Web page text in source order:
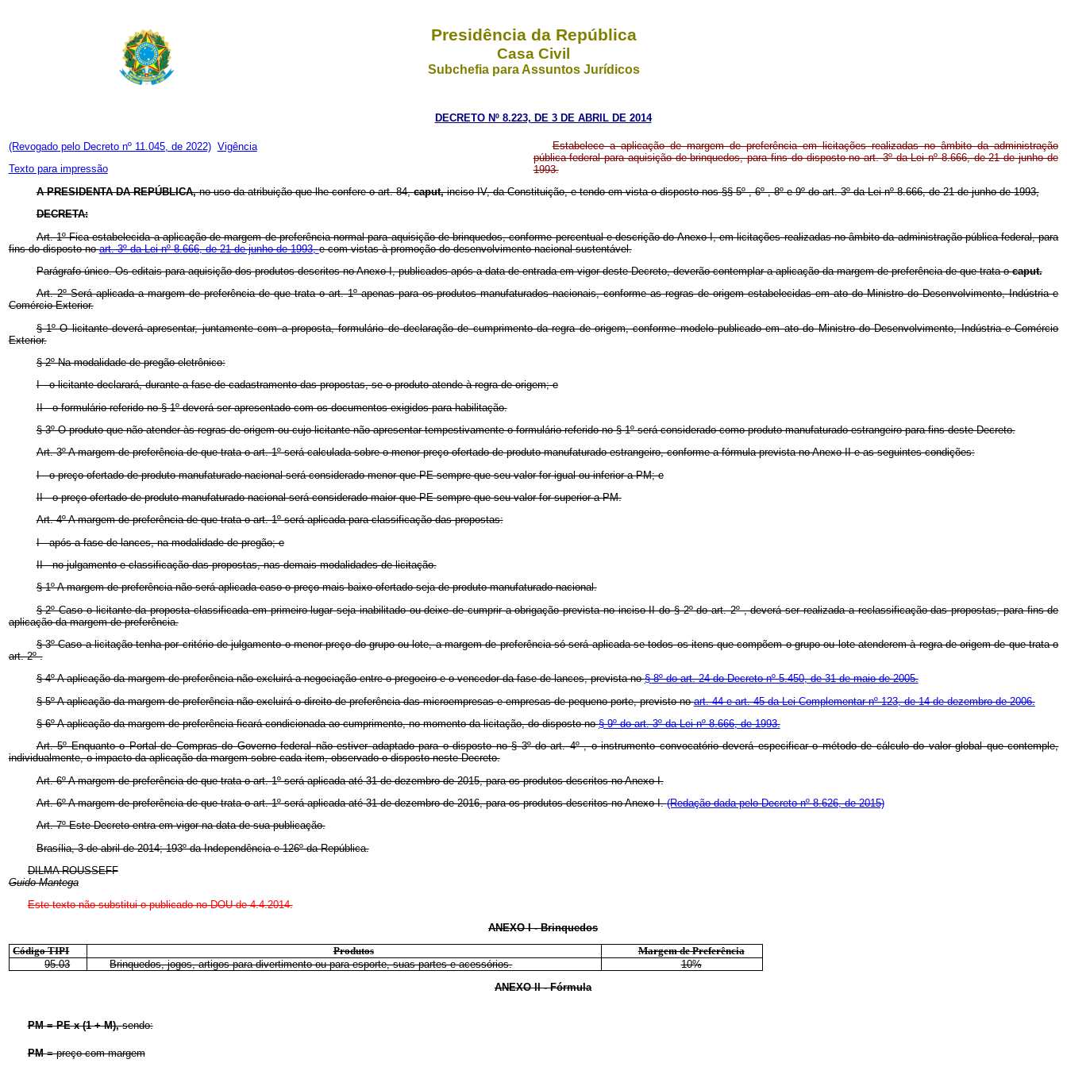
Presidência da República
Casa Civil
Subchefia para Assuntos Jurídicos
DECRETO Nº 8.223, DE 3 DE ABRIL DE 2014
(Revogado pelo Decreto nº 11.045, de 2022) Vigência
Texto para impressão
Estabelece a aplicação de margem de preferência em licitações realizadas no âmbito da administração
pública federal para aquisição de brinquedos, para fins do disposto no art. 3º da Lei nº 8.666, de 21 de junho de
1993.
A PRESIDENTA DA REPÚBLICA,no uso da atribuição que lhe confere o art. 84,caput,inciso IV, da Constituição, e tendo em vista o disposto nos §§ 5º , 6º , 8º e 9º do art. 3º da Lei nº 8.666, de 21 de junho de 1993,
DECRETA:
Art. 1º Fica estabelecida a aplicação de margem de preferência normal para aquisição de brinquedos, conforme percentual e descrição do Anexo I, em licitações realizadas no âmbito da administração pública federal, para
fins do disposto noart. 3º da Lei nº 8.666, de 21 de junho de 1993,e com vistas à promoção do desenvolvimento nacional sustentável.
Parágrafo único. Os editais para aquisição dos produtos descritos no Anexo I, publicados após a data de entrada em vigor deste Decreto, deverão contemplar a aplicação da margem de preferência de que trata ocaput.
Art. 2º Será aplicada a margem de preferência de que trata o art. 1º apenas para os produtos manufaturados nacionais, conforme as regras de origem estabelecidas em ato do Ministro do Desenvolvimento, Indústria e
Comércio Exterior.
§ 1º O licitante deverá apresentar, juntamente com a proposta, formulário de declaração de cumprimento da regra de origem, conforme modelo publicado em ato do Ministro do Desenvolvimento, Indústria e Comércio
Exterior.
§ 2º Na modalidade de pregão eletrônico:
I - o licitante declarará, durante a fase de cadastramento das propostas, se o produto atende à regra de origem; e
II - o formulário referido no § 1º deverá ser apresentado com os documentos exigidos para habilitação.
§ 3º O produto que não atender às regras de origem ou cujo licitante não apresentar tempestivamente o formulário referido no § 1º será considerado como produto manufaturado estrangeiro para fins deste Decreto.
Art. 3º A margem de preferência de que trata o art. 1º será calculada sobre o menor preço ofertado de produto manufaturado estrangeiro, conforme a fórmula prevista no Anexo II e as seguintes condições:
I - o preço ofertado de produto manufaturado nacional será considerado menor que PE sempre que seu valor for igual ou inferior a PM; e
II - o preço ofertado de produto manufaturado nacional será considerado maior que PE sempre que seu valor for superior a PM.
Art. 4º A margem de preferência de que trata o art. 1º será aplicada para classificação das propostas:
I - após a fase de lances, na modalidade de pregão; e
II - no julgamento e classificação das propostas, nas demais modalidades de licitação.
§ 1º A margem de preferência não será aplicada caso o preço mais baixo ofertado seja de produto manufaturado nacional.
§ 2º Caso o licitante da proposta classificada em primeiro lugar seja inabilitado ou deixe de cumprir a obrigação prevista no inciso II do § 2º do art. 2º , deverá ser realizada a reclassificação das propostas, para fins de
aplicação da margem de preferência.
§ 3º Caso a licitação tenha por critério de julgamento o menor preço do grupo ou lote, a margem de preferência só será aplicada se todos os itens que compõem o grupo ou lote atenderem à regra de origem de que trata o
art. 2º .
§ 4º A aplicação da margem de preferência não excluirá a negociação entre o pregoeiro e o vencedor da fase de lances, prevista no§ 8º do art. 24 do Decreto nº 5.450, de 31 de maio de 2005.
§ 5º A aplicação da margem de preferência não excluirá o direito de preferência das microempresas e empresas de pequeno porte, previsto noart. 44 e art. 45 da Lei Complementar nº 123, de 14 de dezembro de 2006.
§ 6º A aplicação da margem de preferência ficará condicionada ao cumprimento, no momento da licitação, do disposto no§ 9º do art. 3º da Lei nº 8.666, de 1993.
Art. 5º Enquanto o Portal de Compras do Governo federal não estiver adaptado para o disposto no § 3º do art. 4º , o instrumento convocatório deverá especificar o método de cálculo do valor global que contemple,
individualmente, o impacto da aplicação da margem sobre cada item, observado o disposto neste Decreto.
Art. 6º A margem de preferência de que trata o art. 1º será aplicada até 31 de dezembro de 2015, para os produtos descritos no Anexo I.
Art. 6º A margem de preferência de que trata o art. 1º será aplicada até 31 de dezembro de 2016, para os produtos descritos no Anexo I.(Redação dada pelo Decreto nº 8.626, de 2015)
Art. 7º Este Decreto entra em vigor na data de sua publicação.
Brasília, 3 de abril de 2014; 193º da Independência e 126º da República.
DILMA ROUSSEFF
Guido Mantega
Estetexto não substitui o publicado no DOU de 4.4.2014.
ANEXO I - Brinquedos
Código TIPI
Produtos
Margem de Preferência
95.03
Brinquedos, jogos, artigos para divertimento ou para esporte, suas partes e acessórios.
10%
ANEXO II - Fórmula
PM = PE x (1 + M),sendo:
PM= preço com margem